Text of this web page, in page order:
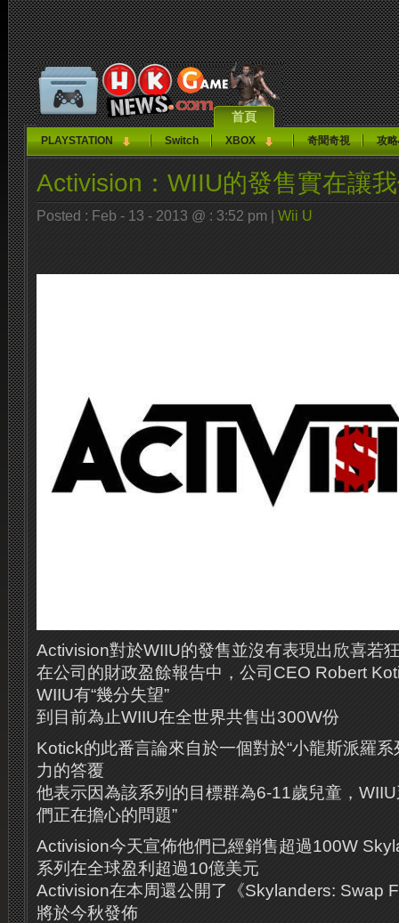
首頁
PLAYSTATION Switch XBOX 奇聞奇視 攻
Activision：WIIU的發售實在讓
Posted : Feb - 13 - 2013 @ : 3:52 pm | Wii U
Activision對於WIIU的發售並沒有表現出欣喜若
在公司的財政盈餘報告中，公司CEO Robert
WIIU有“幾分失望”
到目前為止WIIU在全世界共售出300W份
Kotick的此番言論來自於一個對於“小龍斯派羅系
力的答覆
他表示因為該系列的目標群為6-11歲兒童，
們正在擔心的問題”
Activision今天宣佈他們已經銷售超過100W
系列在全球盈利超過10億美元
Activision在本周還公開了《Skylanders: Swap
將於今秋發佈